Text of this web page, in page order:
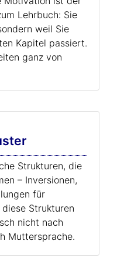
Lehrbuch: Sie
weil Sie
Kapitel passiert.
ganz von
Strukturen, die
– Inversionen,
für
Strukturen
nicht nach
Muttersprache.